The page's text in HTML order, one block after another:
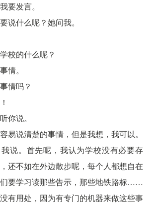
发言。
什么呢？她问我。
校的什么呢？
。
情吗？
说。
易说清楚的事情，但是我想，我可以。
说。首先呢，我认为学校没有必要存
还不如在外边散步呢，每个人都想自在
要学习读那些告示，那些地铁路标……
有用处，因为有专门的机器来做这些事